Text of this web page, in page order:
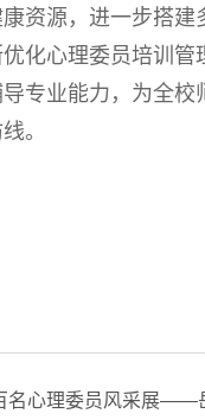
资源，进一步搭建
化心理委员培训管
专业能力，为全校
。
名心理委员风采展——